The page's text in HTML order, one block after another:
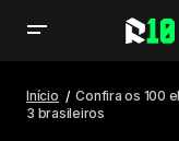
brasileiros
Início
Confira os 100
3 brasileiros